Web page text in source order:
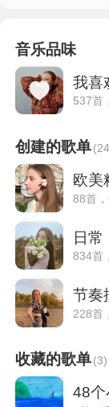
音乐品味
我喜
537首
创建的歌单(
88首
日常
834首
节奏
228首
收藏的歌单(3)
48个